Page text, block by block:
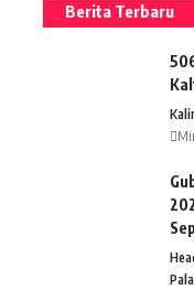
Berita Terbaru